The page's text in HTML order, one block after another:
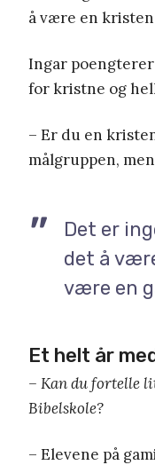
å være en
Ingar
for kristne og
– Er du en
målgruppen,
Det er
det å
være en
Et helt år
– Kan du fortelle
Bibelskole?
– Elevene på